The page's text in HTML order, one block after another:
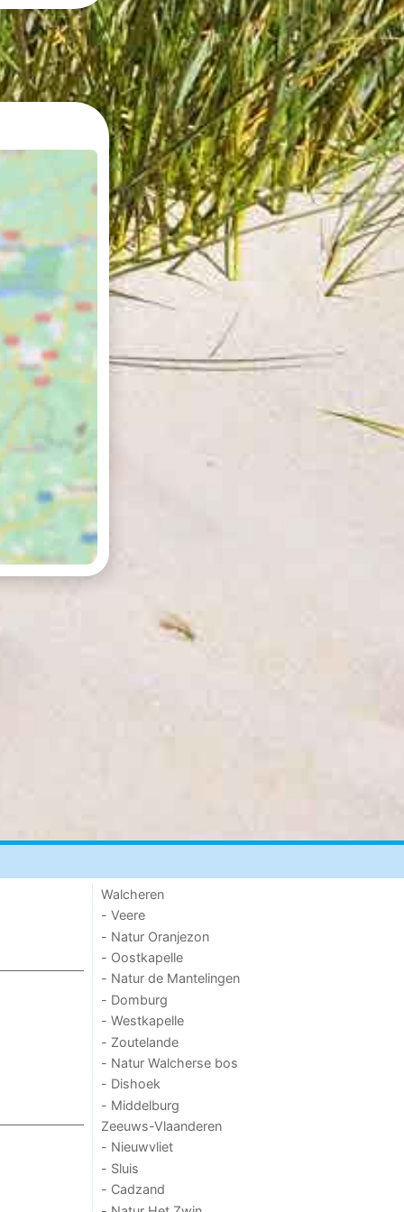
Walcheren
- Veere
- Natur Oranjezon
- Oostkapelle
- Natur de Mantelingen
- Domburg
- Westkapelle
- Zoutelande
- Natur Walcherse bos
- Dishoek
- Middelburg
Zeeuws-Vlaanderen
- Nieuwvliet
- Sluis
- Cadzand